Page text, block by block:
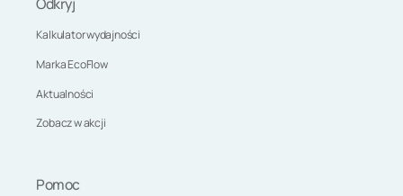
Kalkulator wydajności
Marka EcoFlow
Aktualności
Zobacz w akcji
Pomoc